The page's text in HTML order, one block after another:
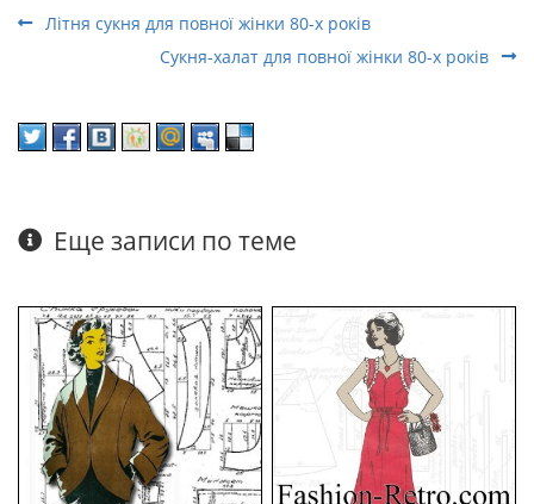
Літня сукня для повної жінки 80-х років
Сукня-халат для повної жінки 80-х років
Еще записи по теме